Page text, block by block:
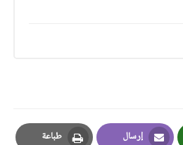
إرسال طباعة